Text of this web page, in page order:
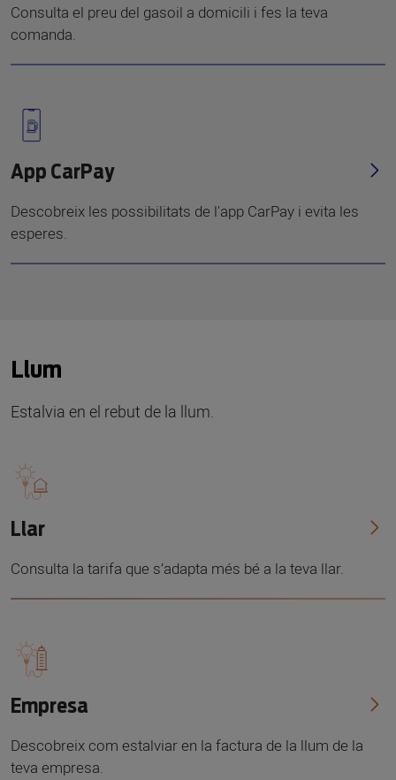
Consulta el preu del gasoil a domicili i fes la teva
comanda.
App CarPay
Descobreix les possibilitats de l'app CarPay i evita les
esperes.
Llum
Estalvia en el rebut de la llum.
Llar
Consulta la tarifa que s’adapta més bé a la teva llar.
Empresa
Descobreix com estalviar en la factura de la llum de la
teva empresa.